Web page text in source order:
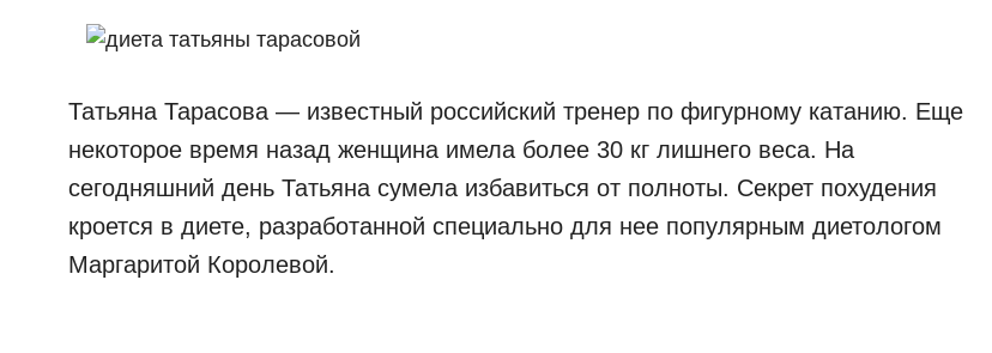
Татьяна Тарасова — известный российский тренер по фигурному катанию. Еще
некоторое время назад женщина имела более 30 кг лишнего веса. На
сегодняшний день Татьяна сумела избавиться от полноты. Секрет похудения
кроется в диете, разработанной специально для нее популярным диетологом
Маргаритой Королевой.